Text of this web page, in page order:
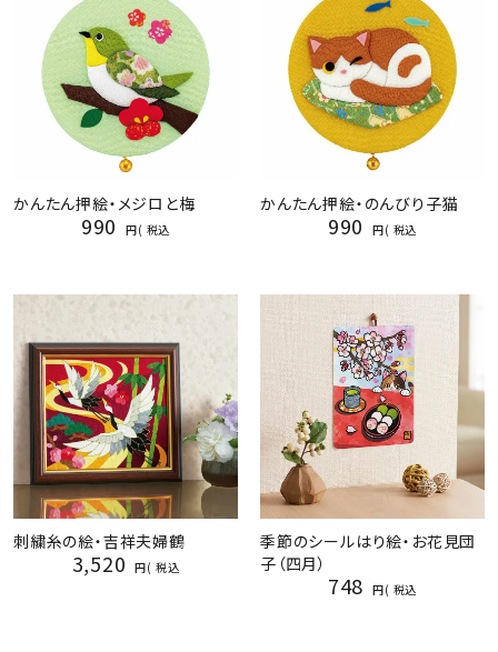
かんたん押絵・メジロと梅
990 税込
かんたん押絵・のんびり子猫
990 税込
刺繍糸の絵・吉祥夫婦鶴
3,520 税込
季節のシールはり絵・お花見団
子（四月）
748 税込